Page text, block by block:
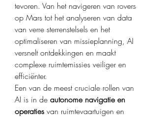
tevoren. Van het navigeren van rovers
op Mars tot het analyseren van data
van verre sterrenstelsels en het
optimaliseren van missieplanning, AI
versnelt ontdekkingen en maakt
complexe ruimtemissies veiliger en
efficiënter.
Een van de meest cruciale rollen van
AI is in de autonome navigatie en
operaties van ruimtevaartuigen en